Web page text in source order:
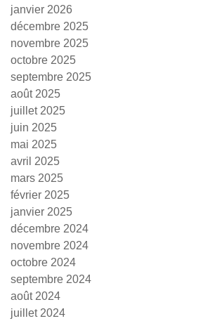
janvier 2026
décembre 2025
novembre 2025
octobre 2025
septembre 2025
août 2025
juillet 2025
juin 2025
mai 2025
avril 2025
mars 2025
février 2025
janvier 2025
décembre 2024
novembre 2024
octobre 2024
septembre 2024
août 2024
juillet 2024